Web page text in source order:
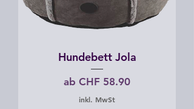
Hundebett Jola
ab CHF 58.90
Sale-Preis
inkl. MwSt